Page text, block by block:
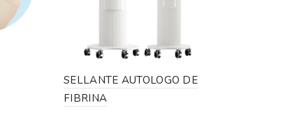
SELLANTE AUTOLOGO DE
FIBRINA